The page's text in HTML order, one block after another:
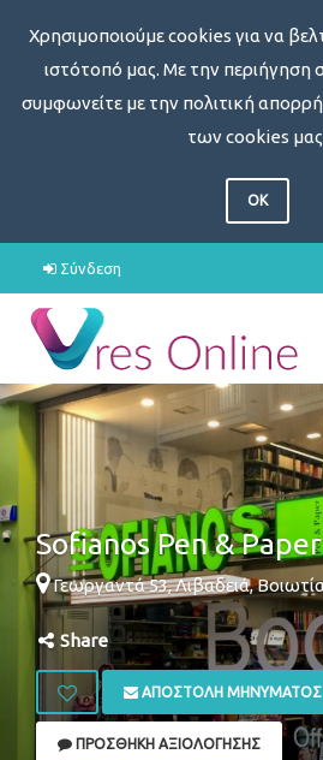
Χρησιμοποιούμε cookies για να
ιστότοπό μας. Με την περιήγηση
συμφωνείτε με την πολιτική
των cookies
OK
Σύνδεση
Sofianos Pen & Paper
Γεωργαντά 53,Λιβαδειά,
Share
ΑΠΟΣΤΟΛΉ ΜΗΝΎΜΑΤΟΣ
ΠΡΟΣΘΉΚΗ ΑΞΙΟΛΌΓΗΣΗΣ